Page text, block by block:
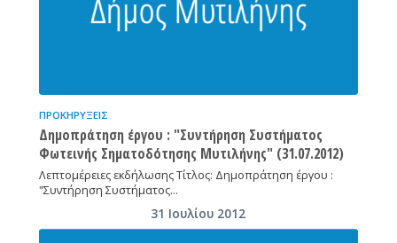
ΠΡΟΚΗΡΎΞΕΙΣ
Δημοπράτηση έργου : "Συντήρηση Συστήματος
Φωτεινής Σηματοδότησης Μυτιλήνης" (31.07.2012)
Λεπτομέρειες εκδήλωσης Τίτλος: Δημοπράτηση έργου :
"Συντήρηση Συστήματος…
31 Ιουλίου 2012